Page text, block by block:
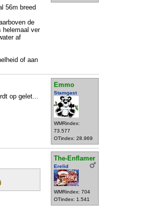
56m breed
de
helemaal ver
af
of aan
Emmo
Stamgast
WMRindex:
73.577
OTindex: 28.969
op gelet...
The-Enflamer
Erelid
WMRindex: 704
OTindex: 1.541